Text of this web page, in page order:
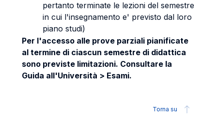
pertanto terminate le lezioni del semestre
in cui l'insegnamento e' previsto dal loro
piano studi)
Per l'accesso alle prove parziali pianificate
al termine di ciascun semestre di didattica
sono previste limitazioni. Consultare la
Guida all'Università > Esami.
Torna su